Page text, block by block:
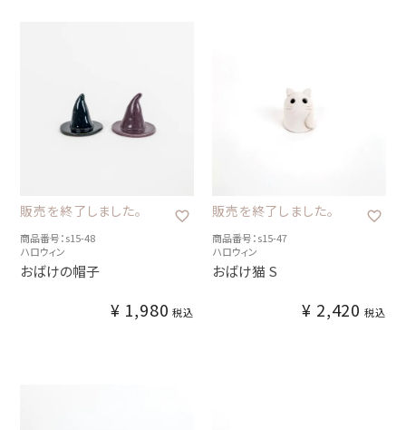
販売を終了しました。
商品番号：s15-48
ハロウィン
おばけの帽子
¥ 1,980 税込
販売を終了しました。
商品番号：s15-47
ハロウィン
おばけ猫 S
¥ 2,420 税込